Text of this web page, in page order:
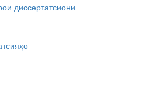
диссертатсиони